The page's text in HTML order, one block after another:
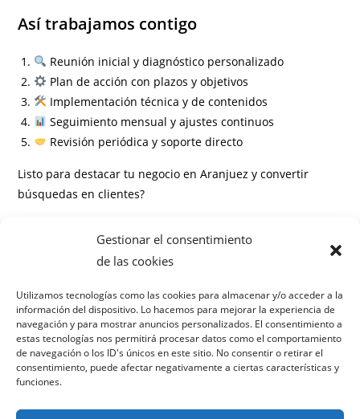
Gestionar el consentimiento
de las cookies
Utilizamos tecnologías como las cookies para almacenar y/o acceder a la
información del dispositivo. Lo hacemos para mejorar la experiencia de
navegación y para mostrar anuncios personalizados. El consentimiento a
estas tecnologías nos permitirá procesar datos como el comportamiento
de navegación o los ID's únicos en este sitio. No consentir o retirar el
consentimiento, puede afectar negativamente a ciertas características y
funciones.
Así trabajamos contigo
Reunión inicial y diagnóstico personalizado
Plan de acción con plazos y objetivos
Implementación técnica y de contenidos
Seguimiento mensual y ajustes continuos
Revisión periódica y soporte directo
Listo para destacar tu negocio en Aranjuez y convertir
búsquedas en clientes?
Información
Preguntas frecuentes
¿Cuánto tiempo tarda en verse el impacto del SEO local?
¿Necesito un contrato mínimo?
¿Puedo combinar SEO local con campañas de pago?
¿Qué diferencia hay entre SEO local y SEO general?
¿Cómo miden el retorno de la inversión (ROI)?